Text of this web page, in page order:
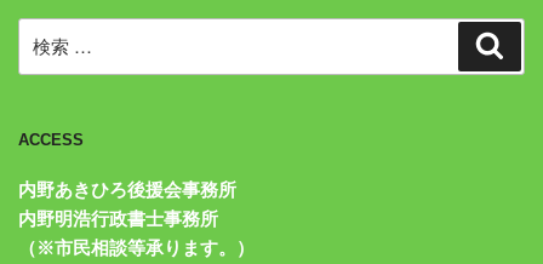
索:
ACCESS
内野あきひろ後援会事務所
内野明浩行政書士事務所
（※市民相談等承ります。）